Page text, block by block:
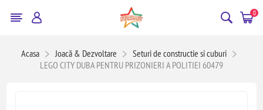
0
Acasa Joacă & Dezvoltare
Seturi de constructie si cuburi
LEGO CITY DUBA PENTRU PRIZONIERI A POLITIEI 60479